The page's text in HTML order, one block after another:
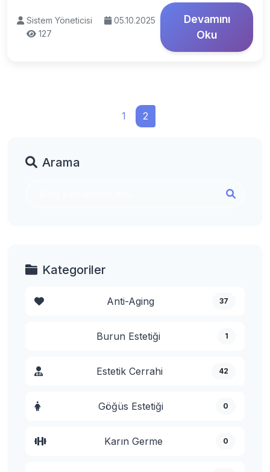
Sistem Yöneticisi
05.10.2025
127
Devamını
Oku
1 2
Arama
Kategoriler
Anti-Aging 37
Burun Estetiği 1
Estetik Cerrahi 42
Göğüs Estetiği 0
Karın Germe 0